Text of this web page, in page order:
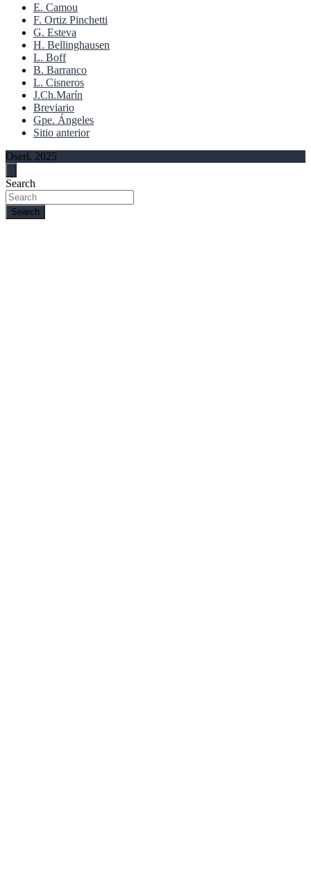
E. Camou
F. Ortiz Pinchetti
G. Esteva
H. Bellinghausen
L. Boff
B. Barranco
L. Cisneros
J.Ch.Marín
Breviario
Gpe. Ángeles
Sitio anterior
Oserí, 2025
Search
Search